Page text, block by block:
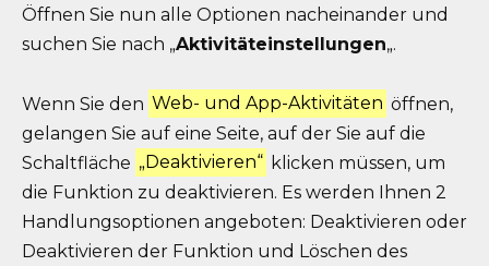
Öffnen Sie nun alle Optionen nacheinander und
suchen Sie nach „Aktivitäteinstellungen„.
Wenn Sie den Web- und App-Aktivitäten öffnen,
gelangen Sie auf eine Seite, auf der Sie auf die
Schaltfläche „Deaktivieren“ klicken müssen, um
die Funktion zu deaktivieren. Es werden Ihnen 2
Handlungsoptionen angeboten: Deaktivieren oder
Deaktivieren der Funktion und Löschen des